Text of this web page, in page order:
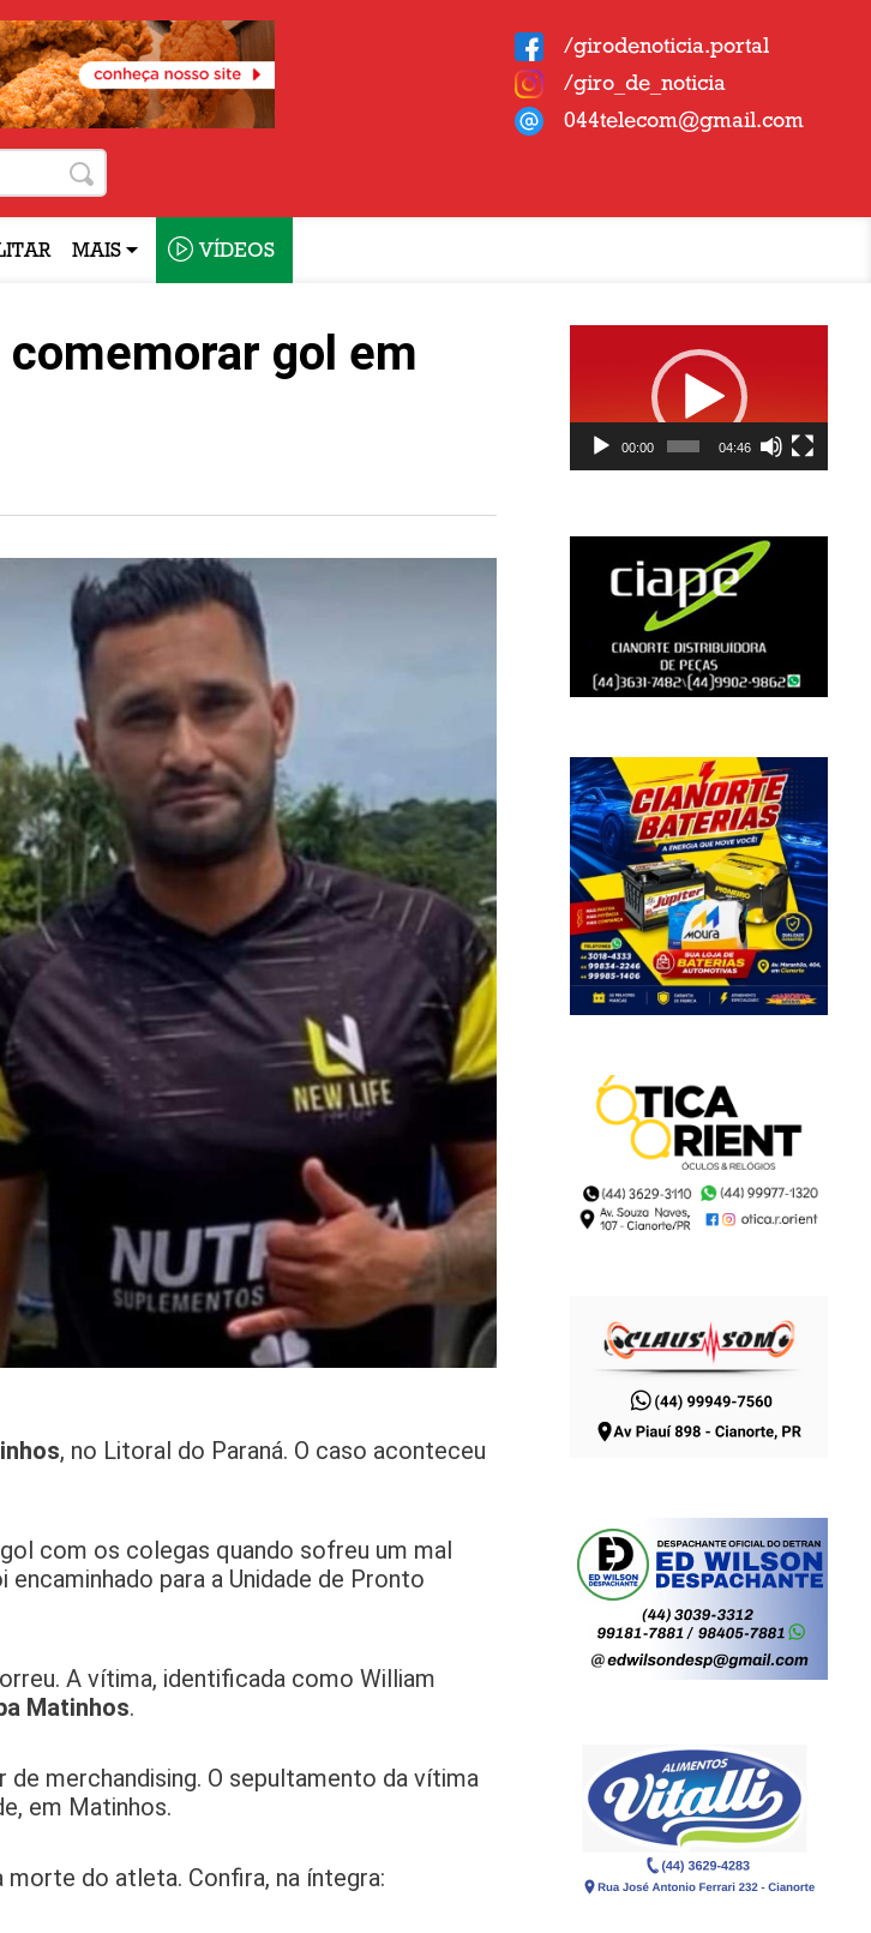
/girodenoticia.portal
/giro_de_noticia
044telecom@gmail.com
MAIS VÍDEOS
gol em
, no Litoral do Paraná. O caso aconteceu
com os colegas quando sofreu um mal
para a Unidade de Pronto
A vítima, identificada como William
Matinhos.
merchandising. O sepultamento da vítima
em Matinhos.
do atleta. Confira, na íntegra:
00:00 04:46